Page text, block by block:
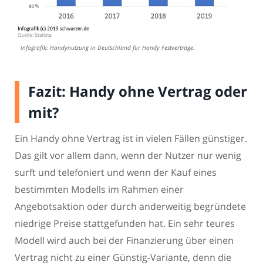
Infografik: Handynutzung in Deutschland für Handy Festverträge.
Fazit: Handy ohne Vertrag oder
mit?
Ein Handy ohne Vertrag ist in vielen Fällen günstiger.
Das gilt vor allem dann, wenn der Nutzer nur wenig
surft und telefoniert und wenn der Kauf eines
bestimmten Modells im Rahmen einer
Angebotsaktion oder durch anderweitig begründete
niedrige Preise stattgefunden hat. Ein sehr teures
Modell wird auch bei der Finanzierung über einen
Vertrag nicht zu einer Günstig-Variante, denn die